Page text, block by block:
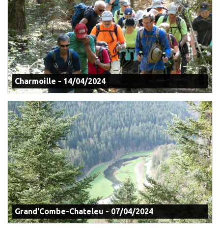
Charmoille - 14/04/2024
Grand'Combe-Chateleu - 07/04/2024